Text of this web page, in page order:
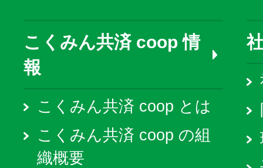
こくみん共済 coop 情
報
こくみん共済 coop とは
こくみん共済 coop の組
織概要